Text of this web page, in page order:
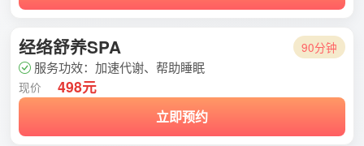
经络舒养SPA 90分钟
服务功效：加速代谢、帮助睡眠
现价 498元
立即预约